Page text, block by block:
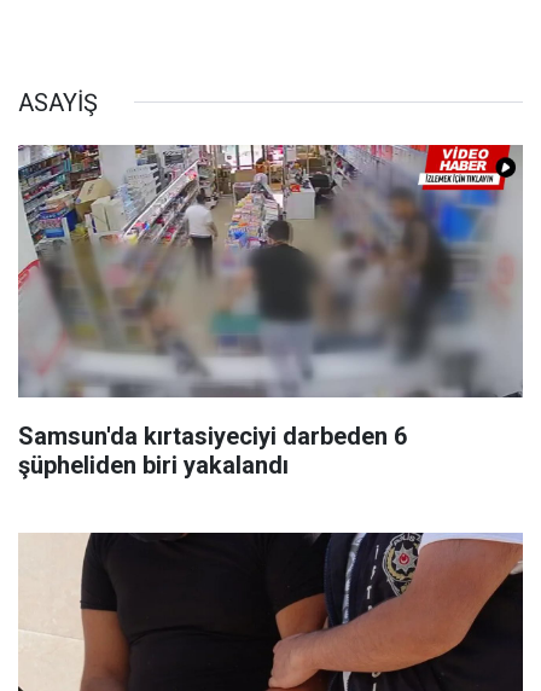
ASAYİŞ
Samsun'da kırtasiyeciyi darbeden 6
şüpheliden biri yakalandı